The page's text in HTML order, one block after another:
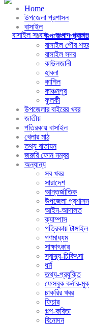
Home
উপজেলা প্রশাসন
বাসাইল
উপজেলা প্রশাসন
বাসাইল পৌর শহর
বাসাইল সদর
কাউলজানী
হাবলা
কাশিল
কাঞ্চনপুর
ফুলকী
উপজেলার বাইরের খবর
জাতীয়
পত্রিকায় বাসাইল
খেলার মাঠ
তথ্য বাতায়ন
জরুরি ফোন নম্বর
অন্যান্য
সব খবর
সারাদেশ
আন্তর্জাতিক
উপজেলা প্রশাসন
আইন-আদালত
ক্যাম্পাস
পত্রিকায় টাঙ্গাইল
গণমাধ্যম
সাক্ষাৎকার
স্বাস্থ্য-চিকিৎসা
ধর্ম
তথ্য-প্রযুক্তি
ফেসবুক কর্নার-
চাকরির খবর
ফিচার
গল্প-কবিতা
বিনোদন